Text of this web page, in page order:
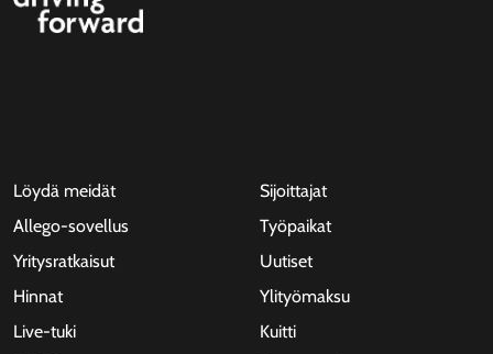
Löydä meidät
Allego-sovellus
Yritysratkaisut
Hinnat
Live-tuki
Sijoittajat
Työpaikat
Uutiset
Ylityömaksu
Kuitti